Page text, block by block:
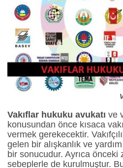
Vakıflar
Vakıflar hukuku avukatı ve
konusundan önce kısaca
vermek gerekecektir.
gelen bir alışkanlık ve
bir sonucudur. Ayrıca
sebeplerle de kurulmuştur.